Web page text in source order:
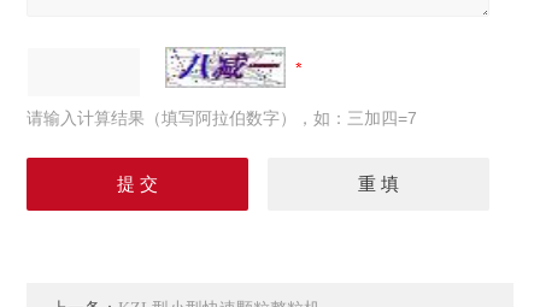
请输入计算结果（填写阿拉伯数字），如：三加四=7